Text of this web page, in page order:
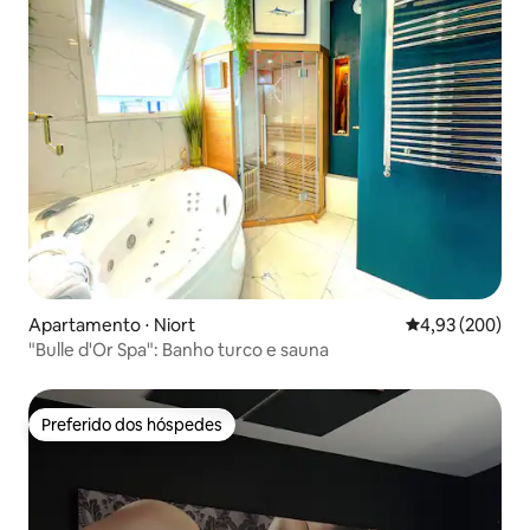
Apartamento ⋅ Niort 4,93 de uma
4,93 (200)
"Bulle d'Or Spa": Banho turco e sauna
Preferido dos hóspedes
Preferido dos hóspedes